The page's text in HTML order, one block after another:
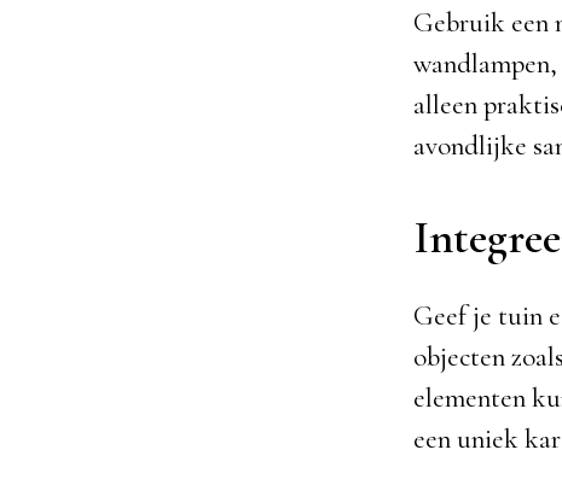
Gebruik een
alleen
avondlijke
Geef je tuin
objecten
elementen
een uniek